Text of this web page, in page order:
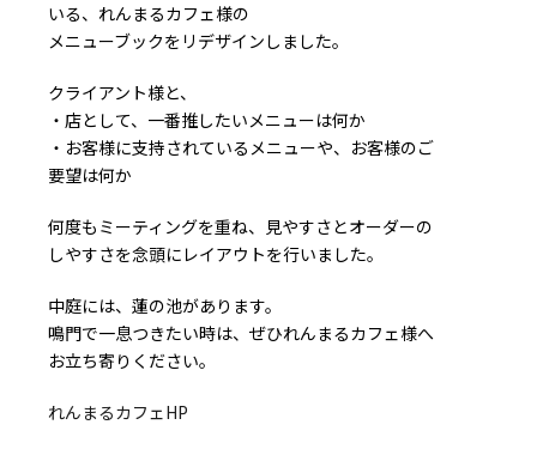
いる、れんまるカフェ様の
メニューブックをリデザインしました。
クライアント様と、
・店として、一番推したいメニューは何か
・お客様に支持されているメニューや、お客様のご
要望は何か
何度もミーティングを重ね、見やすさとオーダーの
しやすさを念頭にレイアウトを行いました。
中庭には、蓮の池があります。
鳴門で一息つきたい時は、ぜひれんまるカフェ様へ
お立ち寄りください。
れんまるカフェHP